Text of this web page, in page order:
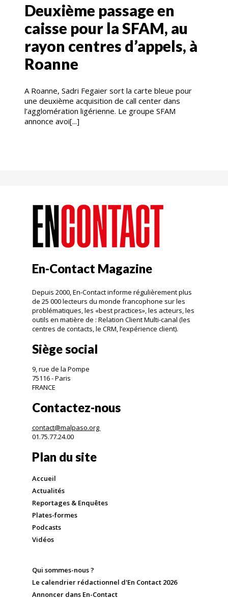
Deuxième passage en
caisse pour la SFAM, au
rayon centres d’appels, à
Roanne
A Roanne, Sadri Fegaier sort la carte bleue pour
une deuxième acquisition de call center dans
l’agglomération ligérienne. Le groupe SFAM
annonce avoi[...]
En-Contact Magazine
Depuis 2000, En-Contact informe régulièrement plus
de 25 000 lecteurs du monde francophone sur les
problématiques, les «best practices», les acteurs, les
outils en matière de : Relation Client Multi-canal (les
centres de contacts, le CRM, l’expérience client).
Siège social
9, rue de la Pompe
75116 - Paris
FRANCE
Contactez-nous
contact@malpaso.org
01.75.77.24.00
Plan du site
Accueil
Actualités
Reportages & Enquêtes
Plates-formes
Podcasts
Vidéos
Qui sommes-nous ?
Le calendrier rédactionnel d'En Contact 2026
Annoncer dans En-Contact